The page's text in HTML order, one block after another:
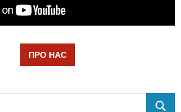
ПРО НАС